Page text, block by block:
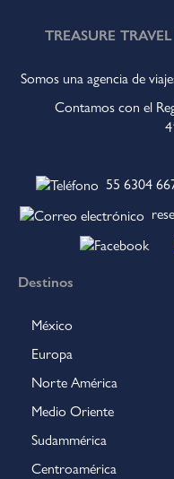
TREASURE
Somos una agencia de
Contamos con el
55 6304
Destinos
México
Europa
Norte América
Medio Oriente
Sudammérica
Centroamérica